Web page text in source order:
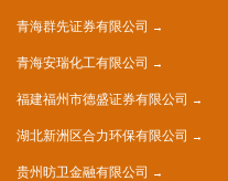
青海群先证券有限公司
青海安瑞化工有限公司
福建福州市德盛证券有限公司
湖北新洲区合力环保有限公司
贵州昉卫金融有限公司